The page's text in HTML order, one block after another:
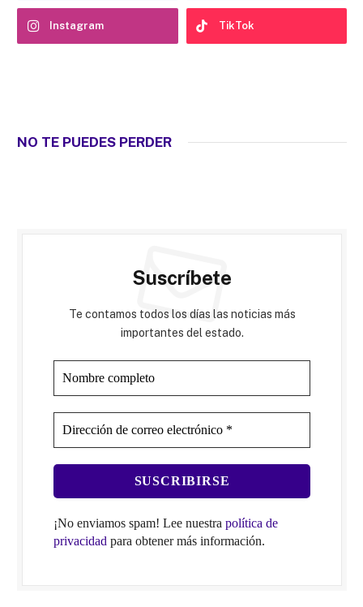
Instagram TikTok
NO TE PUEDES PERDER
Suscríbete
Te contamos todos los días las noticias más
importantes del estado.
¡No enviamos spam! Lee nuestra política de
privacidad para obtener más información.